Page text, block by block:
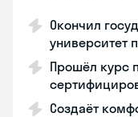
Окончил
университет
Прошёл курс
Создаёт